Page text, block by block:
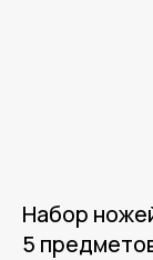
Набор
5